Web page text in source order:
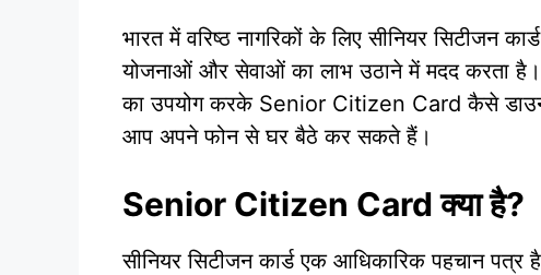
भारत में वरिष्ठ नागरिकों के लिए सीनियर सिटीजन
योजनाओं और सेवाओं का लाभ उठाने में मदद करता
का उपयोग करके Senior Citizen Card कैसे
आप अपने फोन से घर बैठे कर सकते हैं।
Senior Citizen Card क्या है?
सीनियर सिटीजन कार्ड एक आधिकारिक पहचान